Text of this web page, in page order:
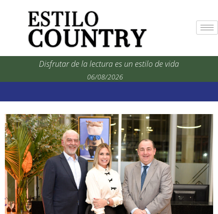
Disfrutar de la lectura es un estilo de vida
06/08/2026